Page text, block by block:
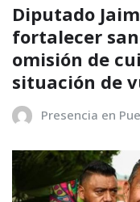
Diputado
fortalecer
omisión de
situación de
Presencia en